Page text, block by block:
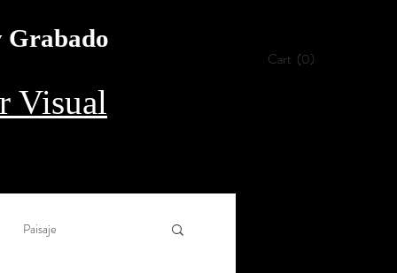
Cart (0)
Visual
Paisaje